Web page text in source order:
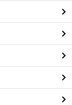
る